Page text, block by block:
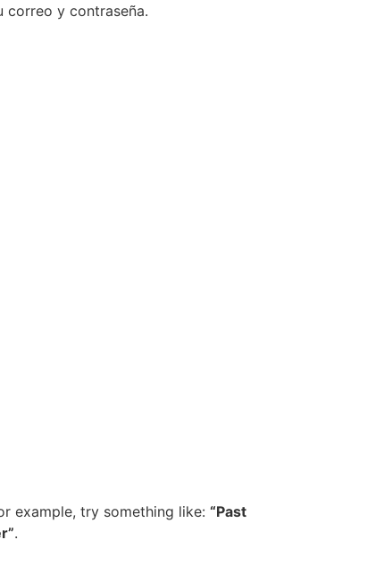
correo y contraseña.
example, try something like: “Past
.